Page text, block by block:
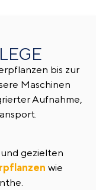
bis zur
Maschinen
Aufnahme,
gezielten
wie